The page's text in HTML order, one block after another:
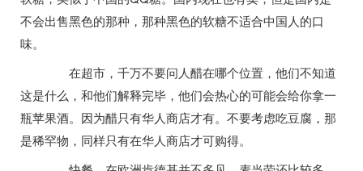
不会出售黑色的那种，那种黑色的软糖不适合中国人的口
味。
在超市，千万不要问人醋在哪个位置，他们不知道
这是什么，和他们解释完毕，他们会热心的可能会给你拿一
瓶苹果酒。因为醋只有华人商店才有。不要考虑吃豆腐，那
是稀罕物，同样只有在华人商店才可购得。